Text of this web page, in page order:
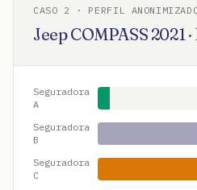
CASO 2 · PERFIL
JeepCOMPASS 2021·
Seguradora
A
Seguradora
B
Seguradora
C